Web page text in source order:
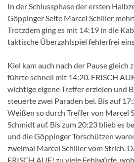
In der Schlussphase der ersten
Göppinger Seite Marcel Schiller
Trotzdem ging es mit 14:19 in die
taktische Überzahlspiel fehlerfrei
Kiel kam auch nach der Pause gleich
führte schnell mit 14:20. FRISCH
wichtige eigene Treffer erzielen und
steuerte zwei Paraden bei. Bis auf
Weißen so durch Treffer von Marcel
Schmidt auf. Bis zum 20:23 blieb es
und die Göppinger Torschützen
zweimal Marcel Schiller vom Strich.
FRISCH AUF! zu viele Fehlwürfe,